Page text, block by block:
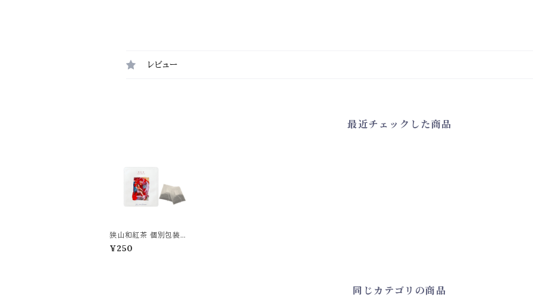
レビュー
最近チェックした商品
狭山和紅茶 個別包装タ
イプ ティーバッグ2包入
り／Japanese Black T
¥250
同じカテゴリの商品